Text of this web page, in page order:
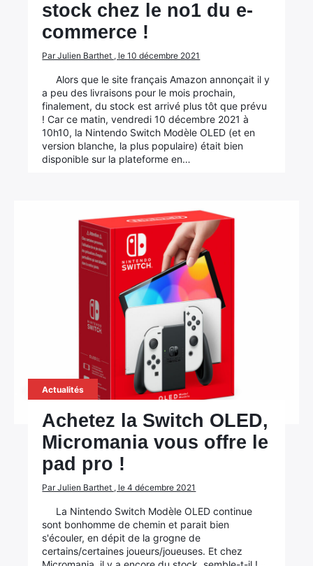
stock chez le no1 du e-
commerce !
Par Julien Barthet , le 10 décembre 2021
Alors que le site français Amazon annonçait il y
a peu des livraisons pour le mois prochain,
finalement, du stock est arrivé plus tôt que prévu
! Car ce matin, vendredi 10 décembre 2021 à
10h10, la Nintendo Switch Modèle OLED (et en
version blanche, la plus populaire) était bien
disponible sur la plateforme en…
Actualités
Achetez la Switch OLED,
Micromania vous offre le
pad pro !
Par Julien Barthet , le 4 décembre 2021
La Nintendo Switch Modèle OLED continue
sont bonhomme de chemin et parait bien
s'écouler, en dépit de la grogne de
certains/certaines joueurs/joueuses. Et chez